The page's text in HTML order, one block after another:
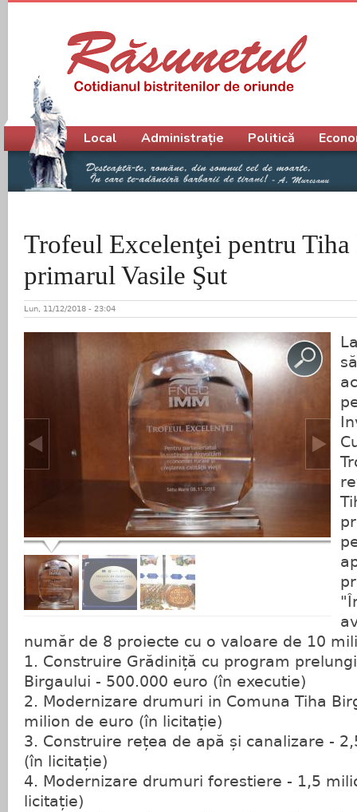
Trofeul Excelenţei pentru
primarul Vasile Şut
Lun, 11/12/2018 - 23:04
număr de 8 proiecte cu o valoare de 10
1. Construire Grădiniță cu program
Birgaului - 500.000 euro (în executie)
2. Modernizare drumuri in Comuna Tiha
milion de euro (în licitație)
3. Construire rețea de apă și canalizare -
(în licitație)
4. Modernizare drumuri forestiere - 1,5
licitație)
Meniu principal
Local Administrație Politică